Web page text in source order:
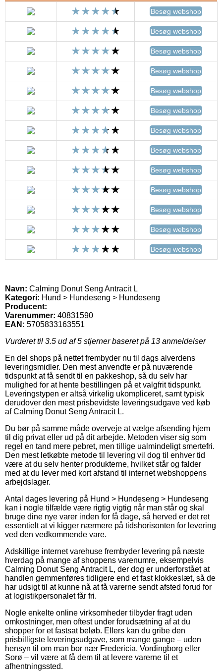
Besøg webshop
Besøg webshop
Besøg webshop
Besøg webshop
Besøg webshop
Besøg webshop
Besøg webshop
Besøg webshop
Besøg webshop
Besøg webshop
Besøg webshop
Besøg webshop
Besøg webshop
Navn: Calming Donut Seng Antracit L
Kategori: Hund > Hundeseng > Hundeseng
Producent:
Varenummer: 40831590
EAN: 5705833163551
Vurderet til 3.5 ud af 5 stjerner baseret på 13 anmeldelser
En del shops på nettet frembyder nu til dags alverdens
leveringsmidler. Den mest anvendte er på nuværende
tidspunkt at få sendt til en pakkeshop, så du selv har
mulighed for at hente bestillingen på et valgfrit tidspunkt.
Leveringstypen er altså virkelig ukompliceret, samt typisk
derudover den mest prisbevidste leveringsudgave ved køb
af Calming Donut Seng Antracit L.
Du bør på samme måde overveje at vælge afsending hjem
til dig privat eller ud på dit arbejde. Metoden viser sig som
regel en tand mere pebret, men tillige ualmindeligt smertefri.
Den mest letkøbte metode til levering vil dog til enhver tid
være at du selv henter produkterne, hvilket står og falder
med at du lever med kort afstand til internet webshoppens
arbejdslager.
Antal dages levering på Hund > Hundeseng > Hundeseng
kan i nogle tilfælde være rigtig vigtig når man står og skal
bruge dine nye varer inden for få dage, så herved er det ret
essentielt at vi kigger nærmere på tidshorisonten for levering
ved den vedkommende vare.
Adskillige internet varehuse frembyder levering på næste
hverdag på mange af shoppens varenumre, eksempelvis
Calming Donut Seng Antracit L, der dog er underforstået at
handlen gemmenføres tidligere end et fast klokkeslæt, så de
har udsigt til at kunne nå at få varerne sendt afsted forud for
at logistikpersonalet får fri.
Nogle enkelte online virksomheder tilbyder fragt uden
omkostninger, men oftest under forudsætning af at du
shopper for et fastsat beløb. Ellers kan du gribe den
prisbilligste leveringsudgave, som mange gange – uden
hensyn til om man bor nær Fredericia, Vordingborg eller
Sorø – vil være at få dem til at levere varerne til et
afhentningssted.